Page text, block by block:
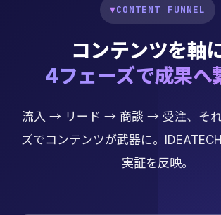
▼CONTENT FUNNEL
コンテンツを軸に
4フェーズで成果へ
流入 → リード → 商談 → 受注、それ
ズでコンテンツが武器に。
実証を反映。